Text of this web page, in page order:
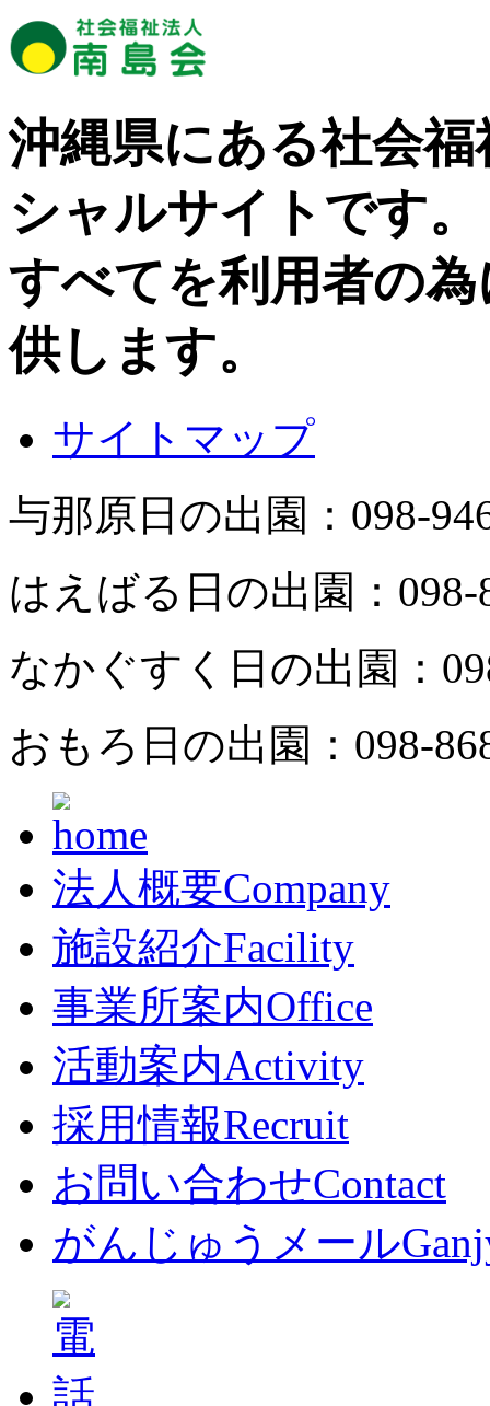
沖縄県にある社会
シャルサイトです。
すべてを利用者の
供します。
サイトマップ
与那原日の出園： 098-
はえばる日の出園： 098-
なかぐすく日の出園：
おもろ日の出園： 098-
法人概要Company
施設紹介Facility
事業所案内Office
活動案内Activity
採用情報Recruit
お問い合わせContact
がんじゅうメール